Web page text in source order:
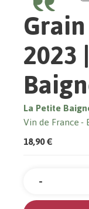
2023
La Petite
Vin de France
18,90 €
Quantité
-